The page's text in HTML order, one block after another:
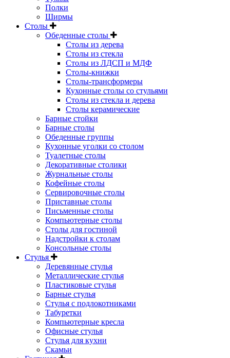
Полки
Ширмы
Столы
Обеденные столы
Столы из дерева
Столы из стекла
Столы из ЛДСП и МДФ
Столы-книжки
Столы-трансформеры
Кухонные столы со стульями
Столы из стекла и дерева
Столы керамические
Барные стойки
Барные столы
Обеденные группы
Кухонные уголки со столом
Туалетные столы
Декоративные столики
Журнальные столы
Кофейные столы
Сервировочные столы
Приставные столы
Письменные столы
Компьютерные столы
Столы для гостиной
Надстройки к столам
Консольные столы
Стулья
Деревянные стулья
Металлические стулья
Пластиковые стулья
Барные стулья
Стулья с подлокотниками
Табуретки
Компьютерные кресла
Офисные стулья
Стулья для кухни
Скамьи